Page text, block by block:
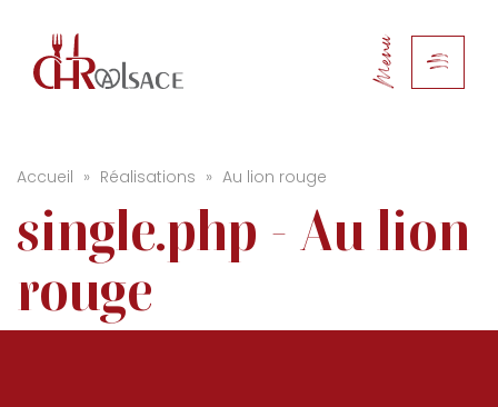
Menu
Accueil » Réalisations » Au lion rouge
single.php - Au lion
rouge